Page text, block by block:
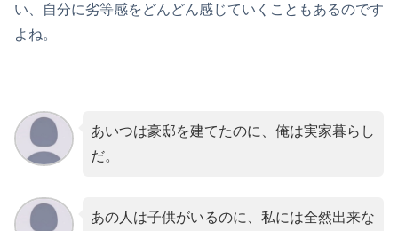
い、自分に劣等感をどんどん感じていくこともあるのです
よね。
あいつは豪邸を建てたのに、俺は実家暮らし
だ。
あの人は子供がいるのに、私には全然出来な